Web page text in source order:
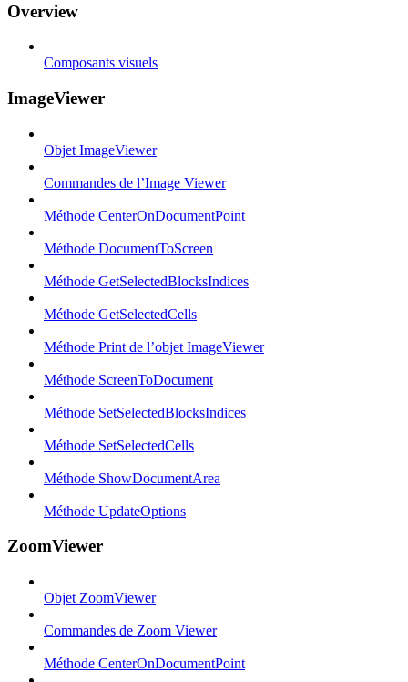
Overview
Composants visuels
ImageViewer
Objet ImageViewer
Commandes de l’Image Viewer
Méthode CenterOnDocumentPoint
Méthode DocumentToScreen
Méthode GetSelectedBlocksIndices
Méthode GetSelectedCells
Méthode Print de l’objet ImageViewer
Méthode ScreenToDocument
Méthode SetSelectedBlocksIndices
Méthode SetSelectedCells
Méthode ShowDocumentArea
Méthode UpdateOptions
ZoomViewer
Objet ZoomViewer
Commandes de Zoom Viewer
Méthode CenterOnDocumentPoint